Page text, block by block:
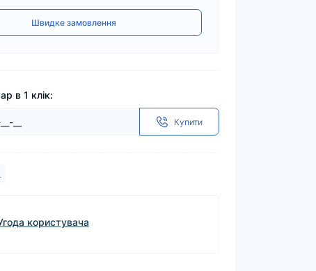
Швидке замовлення
в 1 клік:
Купити
користувача